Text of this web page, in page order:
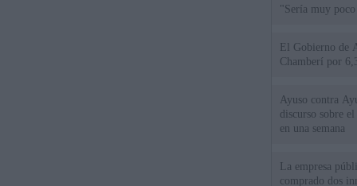
"Sería muy
El Gobierno de
Chamberí por
Ayuso contra
discurso sobre
en una semana
La empresa
comprado dos